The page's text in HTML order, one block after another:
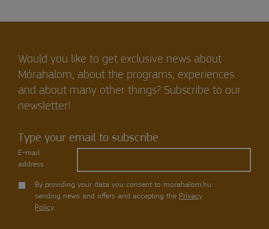
Would you like to get exclusive news about
Mórahalom, about the programs, experiences
and about many other things? Subscribe to our
newsletter!
Type your email to subscribe
E-mail
address
By providing your data you consent to morahalom.hu
sending news and offers and accepting the Privacy
Policy.